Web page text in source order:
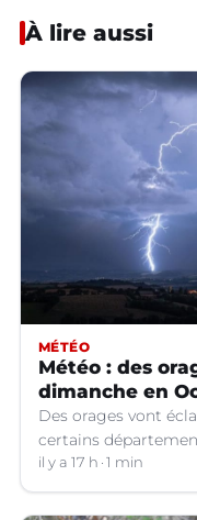
À lire aussi
MÉTÉO
Météo : des
dimanche en
Des orages vont
certains
il y a 17 h 1 min